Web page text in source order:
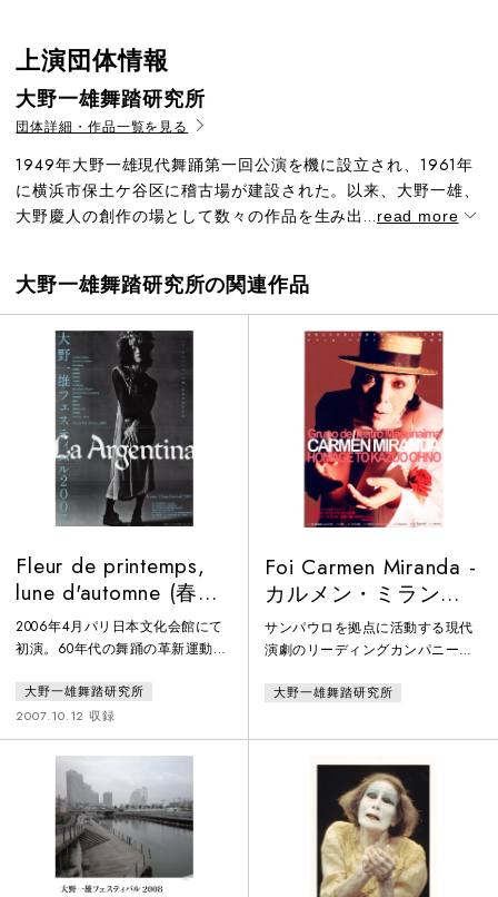
上演団体情報
大野一雄舞踏研究所
団体詳細・作品一覧を見る
1949年大野一雄現代舞踊第一回公演を機に設立され、1961年
に横浜市保土ケ谷区に稽古場が建設された。以来、大野一雄、
大野慶人の創作の場として数々の作品を生み出...read more
大野一雄舞踏研究所の関連作品
Fleur de printemps,
lune d'automne (春の
花 秋の月)
2006年4月パリ日本文化会館にて
初演。60年代の舞踊の革新運動の
者、韓国舞踊のキム・メジャと日
本の舞踏の大野慶人の共演作品。
カーテンコールでは大野一雄が指
人形で登場。大野一雄フェスティ
バル2007参加作品。
大野一雄舞踏研究所
2007.10.12 収録
Foi Carmen Miranda -
カルメン・ミラン
ダ 大野一雄へのオ
マージュ
サンパウロを拠点に活動する現代
演劇のリーディングカンパニー
スシアター。テアトロ・マクナイ
ョと大野一雄とは、1980年にナン
シー国際演劇祭で互いの作品に感
動して以来、生涯にわたり深い交
流があった。この作品は「大野一
雄へのオマージュ」として、20世
紀ブラジルの最も著名な歌手で映
画俳優のカルメン・ミランダを通
大野一雄舞踏研究所